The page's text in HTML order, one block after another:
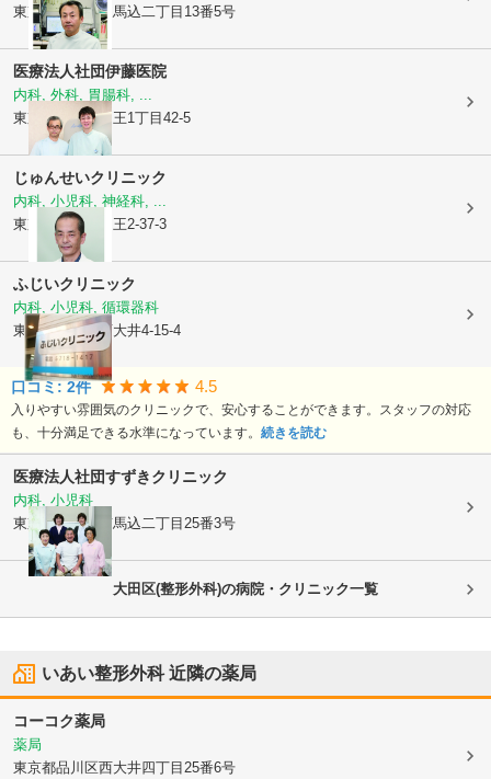
東京都大田区東馬込二丁目13番5号
医療法人社団伊藤医院
内科, 外科, 胃腸科, ...
東京都大田区山王1丁目42-5
じゅんせいクリニック
内科, 小児科, 神経科, ...
東京都大田区
山王2-37-3
ふじいクリニック
内科, 小児科, 循環器科
東京都品川区西大井4-15-4
口コミ: 2件 4.5
入りやすい雰囲気のクリニックで、安心することができます。スタッフの対応
も、十分満足できる水準になっています。 続きを読む
医療法人社団すずきクリニック
内科, 小児科
東京都大田区
南馬込二丁目25番3号
大田区(整形外科)の病院・クリニック一覧
いあい整形外科近隣の薬局
コーコク薬局
薬局
東京都品川区西大井四丁目25番6号